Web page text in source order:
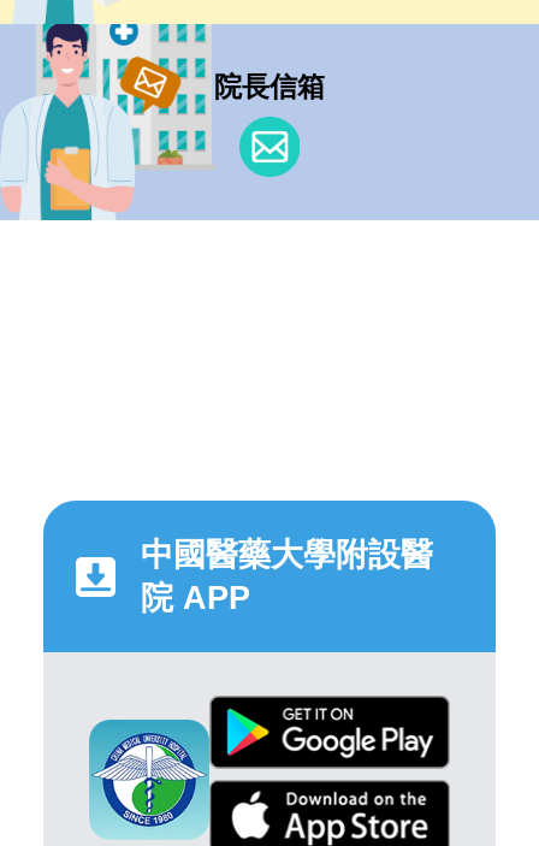
院長信箱
中國醫藥大學附設醫
院 APP